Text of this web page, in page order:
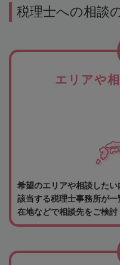
税理士への相談
エリアや
希望のエリアや相談したい
該当する税理士事務所が
在地などで相談先をご検討